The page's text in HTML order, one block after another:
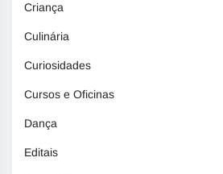
Criança
Culinária
Curiosidades
Cursos e Oficinas
Dança
Editais